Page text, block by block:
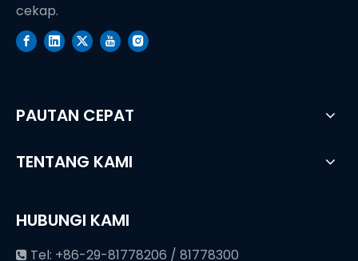
cekap.
PAUTAN CEPAT
TENTANG KAMI
HUBUNGI KAMI
 Tel: +86-29-81778206 / 81778300